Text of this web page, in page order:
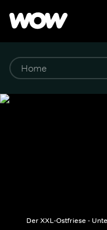
Der XXL-Ostfriese -